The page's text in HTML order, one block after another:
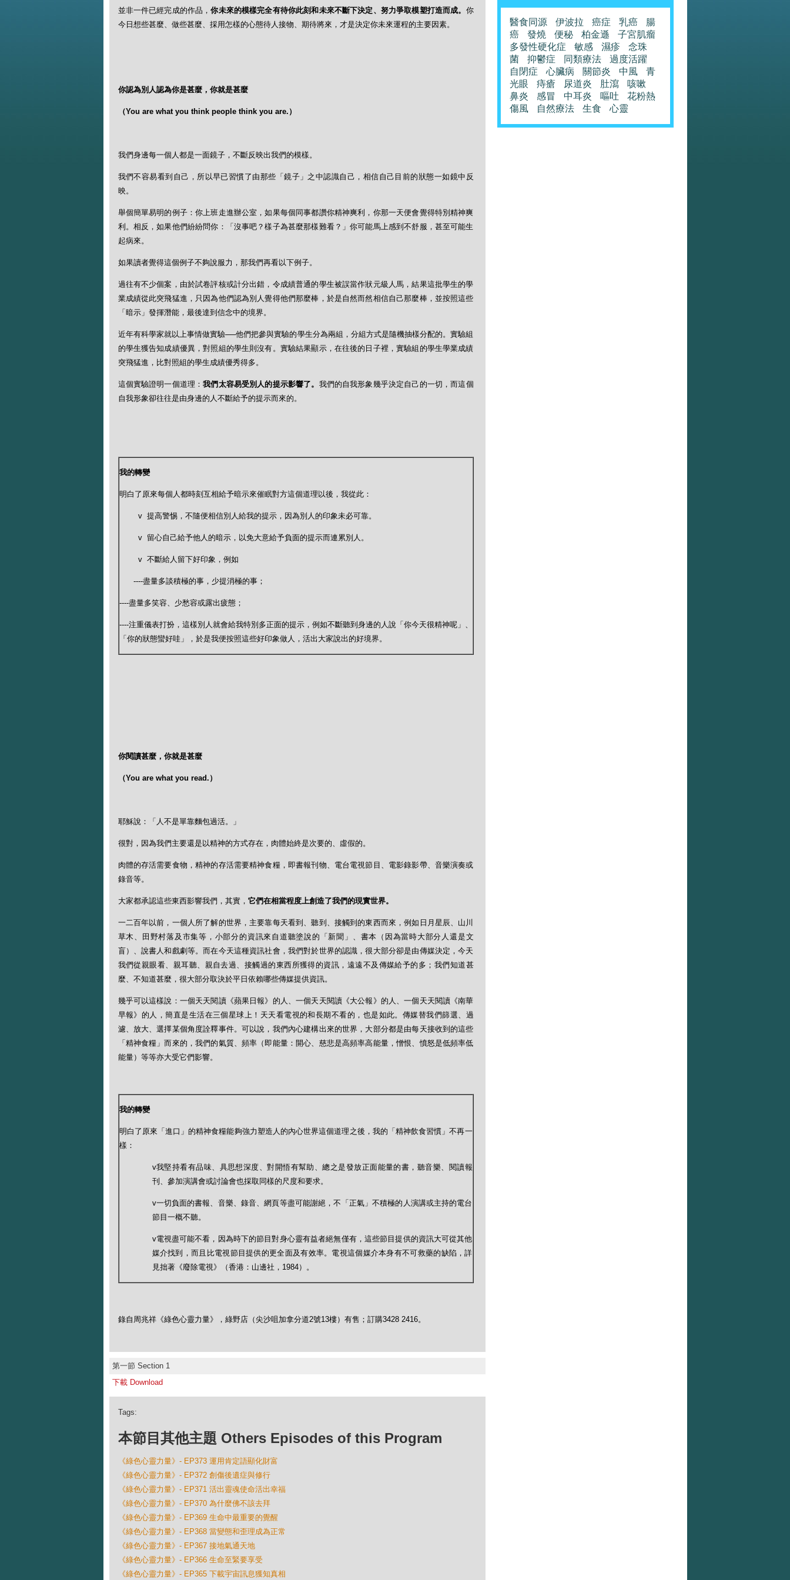
並非一件已經完成的作品，你未來的模樣完全有待你此刻和未來不斷下決定、努力爭取模塑打造而成。 你
今日想些甚麼、做些甚麼、採用怎樣的心態待人接物、期待將來，才是決定你未來運程的主要因素。
你認為別人認為你是甚麼，你就是甚麼
（You are what you think people think you are. ）
我們身邊每一個人都是一面鏡子，不斷反映出我們的模樣。
我們不容易看到自己，所以早已習慣了由那些「鏡子」之中認識自己，相信自己目前的狀態一如鏡中反
映。
舉個簡單易明的例子：你上班走進辦公室，如果每個同事都讚你精神爽利，你那一天便會覺得特別精神爽
利。相反，如果他們紛紛問你：「沒事吧？樣子為甚麼那樣難看？」你可能馬上感到不舒服，甚至可能生
起病來。
如果讀者覺得這個例子不夠說服力，那我們再看以下例子。
過往有不少個案，由於試卷評核或計分出錯，令成績普通的學生被誤當作狀元級人馬，結果這批學生的學
業成績從此突飛猛進，只因為他們認為別人覺得他們那麼棒，於是自然而然相信自己那麼棒，並按照這些
「暗示」發揮潛能，最後達到信念中的境界。
近年有科學家就以上事情做實驗──他們把參與實驗的學生分為兩組，分組方式是隨機抽樣分配的。實驗組
的學生獲告知成績優異，對照組的學生則沒有。實驗結果顯示，在往後的日子裡，實驗組的學生學業成績
突飛猛進，比對照組的學生成績優秀得多。
這個實驗證明一個道理：我們太容易受別人的提示影響了。 我們的自我形象幾乎決定自己的一切，而這個
自我形象卻往往是由身邊的人不斷給予的提示而來的。
我的轉變
明白了原來每個人都時刻互相給予暗示來催眠對方這個道理以後，我從此：
v 提高警惕，不隨便相信別人給我的提示，因為別人的印象未必可靠。
v 留心自己給予他人的暗示，以免大意給予負面的提示而連累別人。
v 不斷給人留下好印象，例如
----盡量多談積極的事，少提消極的事；
----盡量多笑容、少愁容或露出疲態；
----注重儀表打扮，這樣別人就會給我特別多正面的提示，例如不斷聽到身邊的人說「你今天很精神呢」、
「你的狀態蠻好哇」，於是我便按照這些好印象做人，活出大家說出的好境界。
你閱讀甚麼，你就是甚麼
（You are what you read. ）
耶穌說：「人不是單靠麵包過活。」
很對，因為我們主要還是以精神的方式存在，肉體始終是次要的、虛假的。
肉體的存活需要食物，精神的存活需要精神食糧，即書報刊物、電台電視節目、電影錄影帶、音樂演奏或
錄音等。
大家都承認這些東西影響我們，其實， 它們在相當程度上創造了我們的現實世界。
一二百年以前，一個人所了解的世界，主要靠每天看到、聽到、接觸到的東西而來，例如日月星辰、山川
草木、田野村落及市集等，小部分的資訊來自道聽塗說的「新聞」、書本（因為當時大部分人還是文
盲）、說書人和戲劇等。而在今天這種資訊社會，我們對於世界的認識，很大部分卻是由傳媒決定，今天
我們從親眼看、親耳聽、親自去過、接觸過的東西所獲得的資訊，遠遠不及傳媒給予的多；我們知道甚
麼、不知道甚麼，很大部分取決於平日依賴哪些傳媒提供資訊。
幾乎可以這樣說：一個天天閱讀《蘋果日報》的人、一個天天閱讀《大公報》的人、一個天天閱讀《南華
早報》的人，簡直是生活在三個星球上！天天看電視的和長期不看的，也是如此。傳媒替我們篩選、過
濾、放大、選擇某個角度詮釋事件。可以說，我們內心建構出來的世界，大部分都是由每天接收到的這些
「精神食糧」而來的，我們的氣質、頻率（即能量：開心、慈悲是高頻率高能量，憎恨、憤怒是低頻率低
能量）等等亦大受它們影響。
我的轉變
明白了原來「進口」的精神食糧能夠強力塑造人的內心世界這個道理之後，我的「精神飲食習慣」不再一
樣：
v我堅持看有品味、具思想深度、對開悟有幫助、總之是發放正面能量的書，聽音樂、閱讀報
刊、參加演講會或討論會也採取同樣的尺度和要求。
v一切負面的書報、音樂、錄音、網頁等盡可能謝絕，不「正氣」不積極的人演講或主持的電台
節目一概不聽。
v電視盡可能不看，因為時下的節目對身心靈有益者絕無僅有，這些節目提供的資訊大可從其他
媒介找到，而且比電視節目提供的更全面及有效率。電視這個媒介本身有不可救藥的缺陷，詳
見拙著《廢除電視》（香港：山邊社，1984）。
錄自周兆祥《綠色心靈力量》，綠野店（尖沙咀加拿分道2號13樓）有售；訂購3428 2416。
第一節 Section 1
下載 Download
Tags:
本節目其他主題 Others Episodes of this Program
《綠色心靈力量》- EP373 運用肯定語顯化財富
《綠色心靈力量》- EP372 創傷後遺症與修行
《綠色心靈力量》- EP371 活出靈魂使命活出幸福
《綠色心靈力量》- EP370 為什麼佛不該去拜
《綠色心靈力量》- EP369 生命中最重要的覺醒
《綠色心靈力量》- EP368 當變態和歪理成為正常
《綠色心靈力量》- EP367 接地氣通天地
《綠色心靈力量》- EP366 生命至緊要享受
《綠色心靈力量》- EP365 下載宇宙訊息獲知真相
醫食同源 伊波拉 癌症 乳癌
腸
癌
發燒 便秘 柏金遜
子宮肌瘤
多發性硬化症
敏感 濕疹
念珠
菌
抑鬱症 同類療法
過度活躍
自閉症
心臟病 關節炎 中風
青
光眼
痔瘡 尿道炎 肚瀉
咳嗽
鼻炎
感冒 中耳炎 嘔吐
花粉熱
傷風
自然療法 生食 心靈